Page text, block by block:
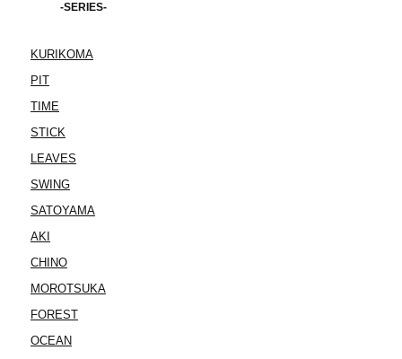
-SERIES-
KURIKOMA
PIT
TIME
STICK
LEAVES
SWING
SATOYAMA
AKI
CHINO
MOROTSUKA
FOREST
OCEAN